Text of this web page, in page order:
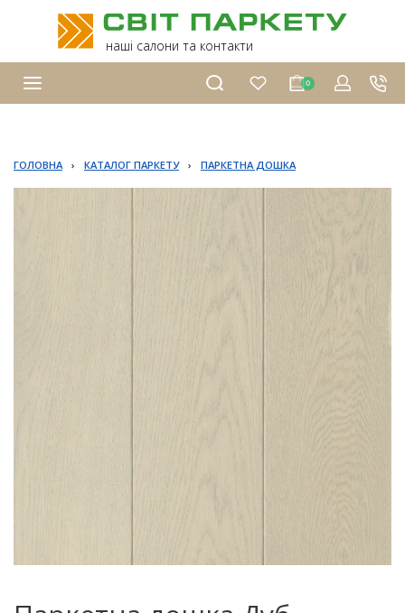
наші салони та контакти
0
ГОЛОВНА › КАТАЛОГ ПАРКЕТУ › ПАРКЕТНА ДОШКА